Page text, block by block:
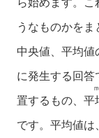
うなものかをま
中央値、平均値
に発生する回答
置するもの、 平
です。平均値